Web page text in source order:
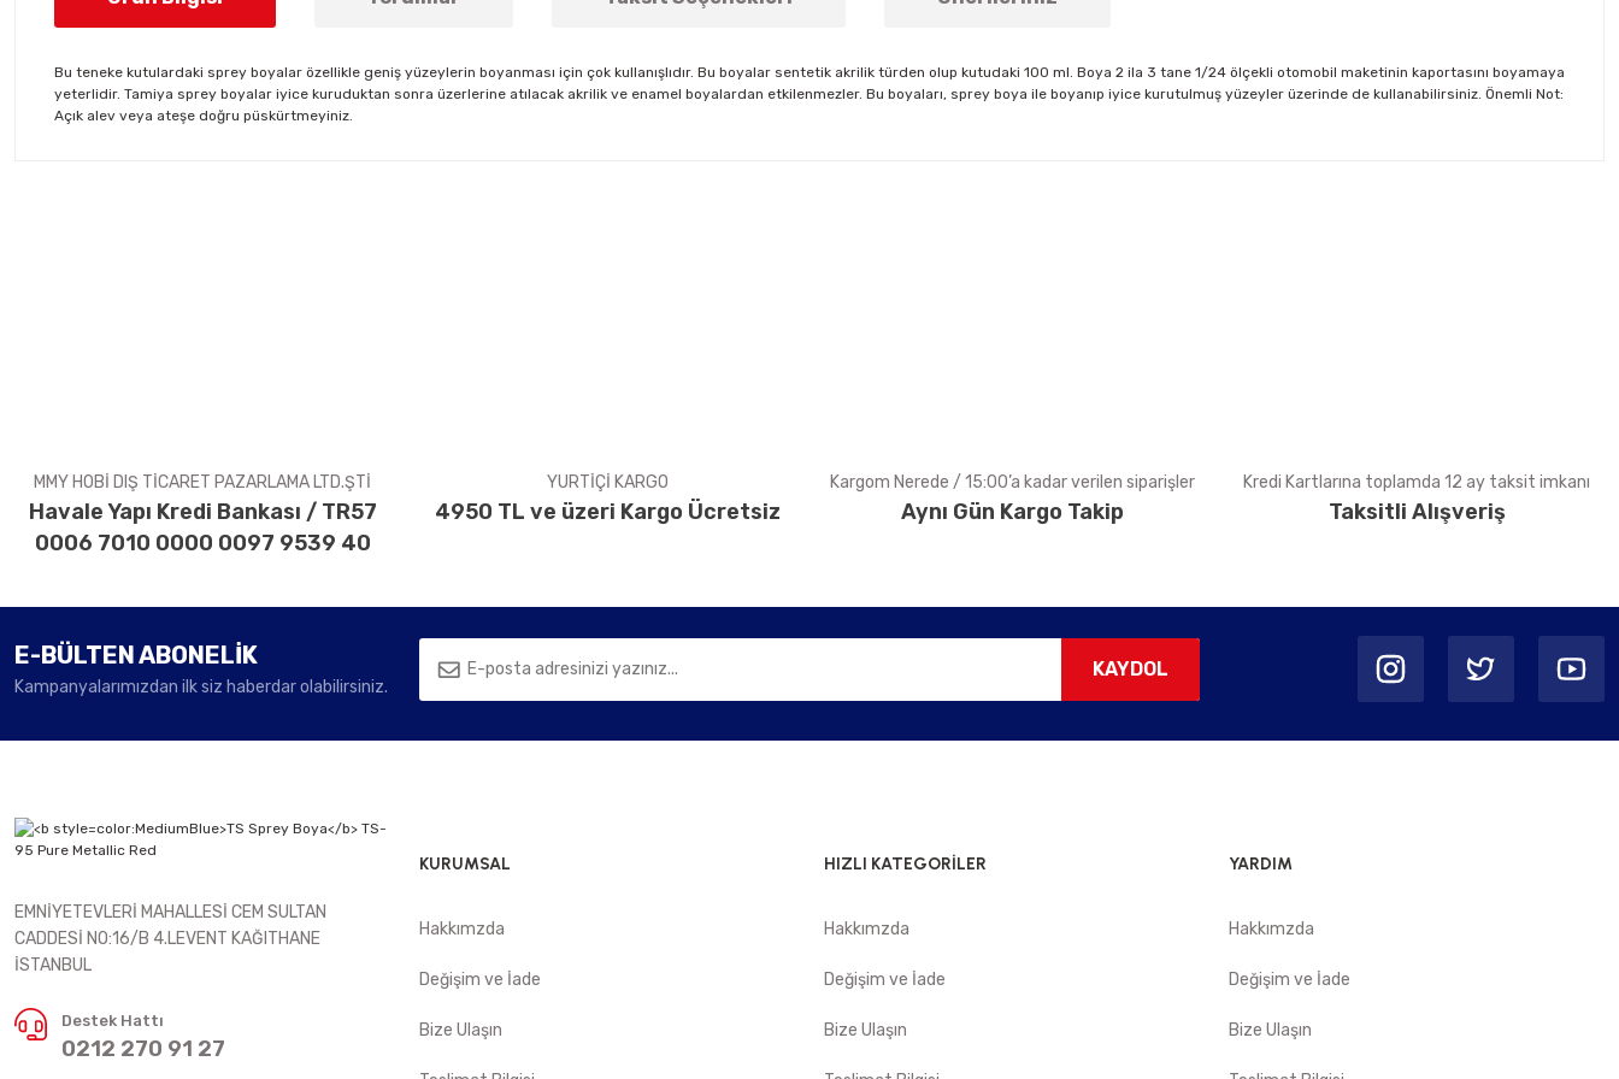
Bu teneke kutulardaki sprey boyalar özellikle geniş yüzeylerin boyanması için çok kullanışlıdır. Bu boyalar sentetik akrilik türden olup kutudaki 100 ml. Boya 2 ila 3 tane 1/24 ölçekli otomobil maketinin kaportasını boyamaya
yeterlidir. Tamiya sprey boyalar iyice kuruduktan sonra üzerlerine atılacak akrilik ve enamel boyalardan etkilenmezler. Bu boyaları, sprey boya ile boyanıp iyice kurutulmuş yüzeyler üzerinde de kullanabilirsiniz. Önemli Not:
Açık alev veya ateşe doğru püskürtmeyiniz.
MMY HOBİ DIŞ TİCARET PAZARLAMA LTD.ŞTİ
Havale Yapı Kredi Bankası / TR57
0006 7010 0000 0097 9539 40
YURTİÇİ KARGO
4950 TL ve üzeri Kargo Ücretsiz
Kargom Nerede / 15:00’a kadar verilen siparişler
Aynı Gün Kargo Takip
Kredi Kartlarına toplamda 12 ay taksit imkanı
Taksitli Alışveriş
E-BÜLTEN ABONELİK
Kampanyalarımızdan ilk siz haberdar olabilirsiniz.
KAYDOL
EMNİYETEVLERİ MAHALLESİ CEM SULTAN
CADDESİ NO:16/B 4.LEVENT KAĞITHANE
İSTANBUL
Destek Hattı
0212 270 91 27
KURUMSAL
Hakkımzda
Değişim ve İade
Bize Ulaşın
HIZLI KATEGORİLER
Hakkımzda
Değişim ve İade
Bize Ulaşın
YARDIM
Hakkımzda
Değişim ve İade
Bize Ulaşın